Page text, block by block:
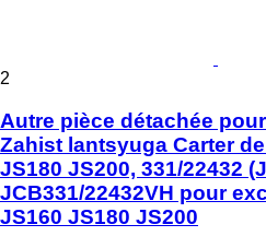
2
Autre pièce détachée
Zahist lantsyuga Carter
JS180 JS200, 331/22432
JCB331/22432VH pour
JS160 JS180 JS200